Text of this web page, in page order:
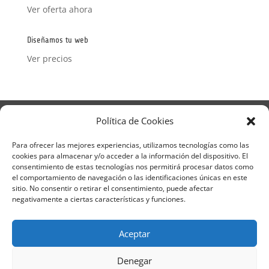
Política de Cookies
Para ofrecer las mejores experiencias, utilizamos tecnologías como las
cookies para almacenar y/o acceder a la información del dispositivo. El
consentimiento de estas tecnologías nos permitirá procesar datos como
el comportamiento de navegación o las identificaciones únicas en este
sitio. No consentir o retirar el consentimiento, puede afectar
negativamente a ciertas características y funciones.
Aceptar
Denegar
Ver oferta ahora
Diseñamos tu web
Ver precios
Aviso Legal
Política de Privacidad
Política de Cookies
Formulario de Datos necesarios para alta
Métodos de pago SEQURA
Métodos de pago
Formulario de Acción Formativa
Formulario de responsabilidad de APPCC
Formulario uso de imagen